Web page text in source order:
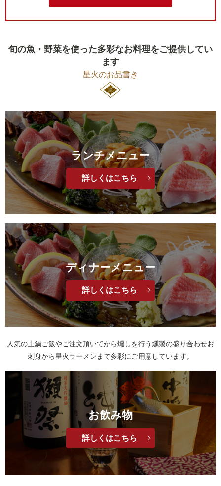
旬の魚・野菜を使った多彩なお料理をご提供してい
ます
星火のお品書き
ランチメニュー
詳しくはこちら
ディナーメニュー
詳しくはこちら
人気の土鍋ご飯やご注文頂いてから燻しを行う燻製の盛り合わせお
刺身から星火ラーメンまで多彩にご用意しています。
お飲み物
詳しくはこちら